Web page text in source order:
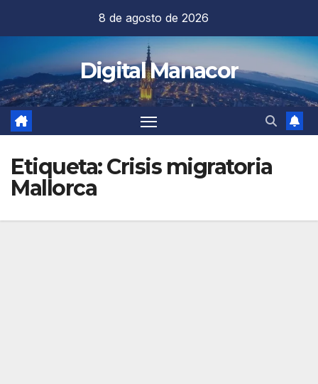
contenido
8 de agosto de 2026
Digital Manacor
Etiqueta:Crisis migratoria
Mallorca